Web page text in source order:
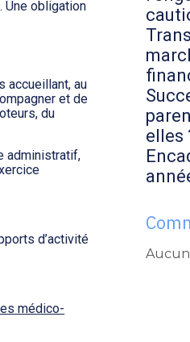
Une obligation
accueillant, au
et de
du
administratif,
d’activité
médico-
elles